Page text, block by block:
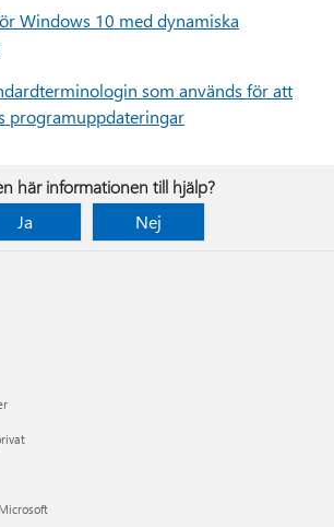
Windows 10 med dynamiska
som används för att
programuppdateringar
här informationen till hjälp?
Ja
Nej